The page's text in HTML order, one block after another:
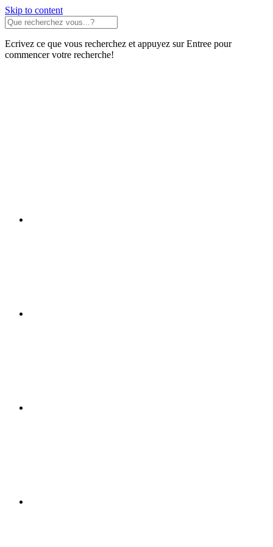
Skip to content
Ecrivez ce que vous recherchez et appuyez sur Entree pour
commencer votre recherche!